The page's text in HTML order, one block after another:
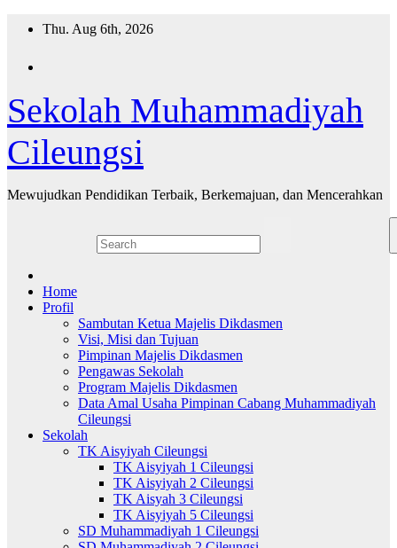
Thu. Aug 6th, 2026
Sekolah Muhammadiyah
Cileungsi
Mewujudkan Pendidikan Terbaik, Berkemajuan, dan Mencerahkan
Home
Profil
Sambutan Ketua Majelis Dikdasmen
Visi, Misi dan Tujuan
Pimpinan Majelis Dikdasmen
Pengawas Sekolah
Program Majelis Dikdasmen
Data Amal Usaha Pimpinan Cabang Muhammadiyah
Cileungsi
Sekolah
TK Aisyiyah Cileungsi
TK Aisyiyah 1 Cileungsi
TK Aisyiyah 2 Cileungsi
TK Aisyah 3 Cileungsi
TK Aisyiyah 5 Cileungsi
SD Muhammadiyah 1 Cileungsi